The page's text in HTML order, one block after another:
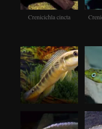
Crenicichla cincta